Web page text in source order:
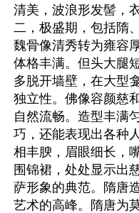
清美，波浪形发髻，
二，极盛期，包括隋
魏骨像清秀转为雍容
体格丰满。但头大腿
多脱开墙壁，在大型
独立性。佛像容颜慈
自然流畅。造型丰满
巧，还能表现出各种
相丰腴，眉眼细长，
围锦裙，处处显示出
萨形象的典范。隋唐
艺术的高峰。隋唐为